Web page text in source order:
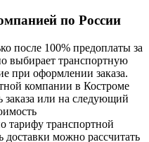
по России
после 100% предоплаты за
выбирает транспортную
при оформлении заказа.
компании в Костроме
заказа или на следующий
тарифу транспортной
можно рассчитать